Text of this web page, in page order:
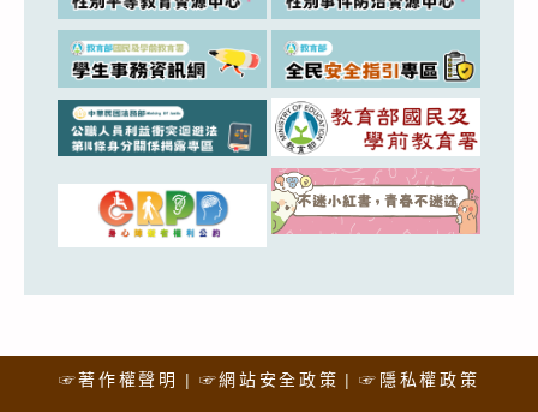
☞著作權聲明 ☞網站安全政策 ☞隱私權政策